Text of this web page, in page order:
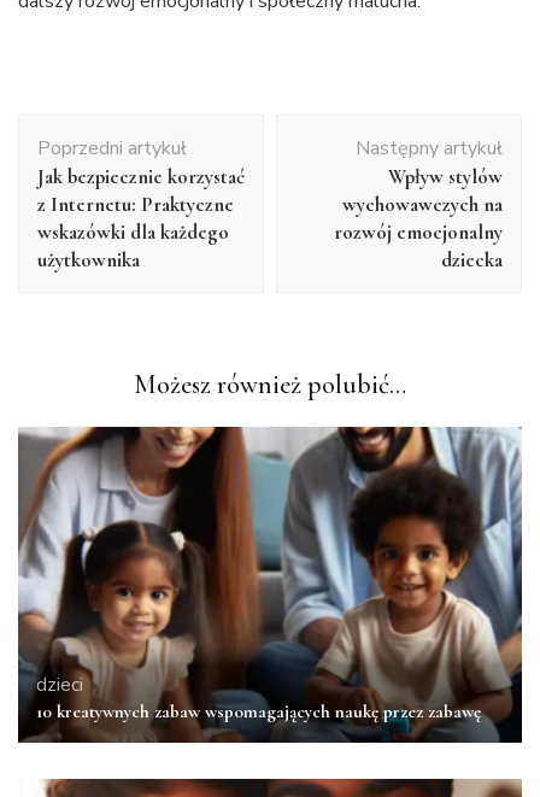
wpisu
Poprzedni artykuł
Jak bezpiecznie korzystać
z Internetu: Praktyczne
wskazówki dla każdego
użytkownika
Następny artykuł
Wpływ stylów
wychowawczych na
rozwój emocjonalny
dziecka
Możesz również polubić…
dzieci
10 kreatywnych zabaw wspomagających naukę przez zabawę